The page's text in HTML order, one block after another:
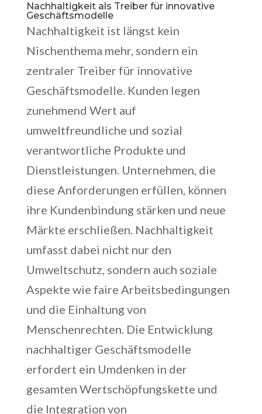
Nachhaltigkeit als Treiber für innovative
Geschäftsmodelle
Nachhaltigkeit ist längst kein
Nischenthema mehr, sondern ein
zentraler Treiber für innovative
Geschäftsmodelle. Kunden legen
zunehmend Wert auf
umweltfreundliche und sozial
verantwortliche Produkte und
Dienstleistungen. Unternehmen, die
diese Anforderungen erfüllen, können
ihre Kundenbindung stärken und neue
Märkte erschließen. Nachhaltigkeit
umfasst dabei nicht nur den
Umweltschutz, sondern auch soziale
Aspekte wie faire Arbeitsbedingungen
und die Einhaltung von
Menschenrechten. Die Entwicklung
nachhaltiger Geschäftsmodelle
erfordert ein Umdenken in der
gesamten Wertschöpfungskette und
die Integration von